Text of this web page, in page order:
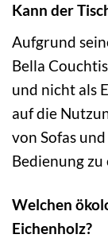
Kann der
Aufgrund
Bella
und nicht als
auf die
von Sofas
Bedienung
Welchen
Eichenholz?